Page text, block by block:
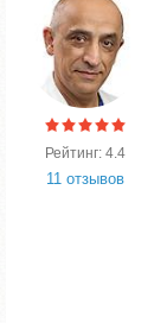
Рейтинг: 4.4
11 отзывов